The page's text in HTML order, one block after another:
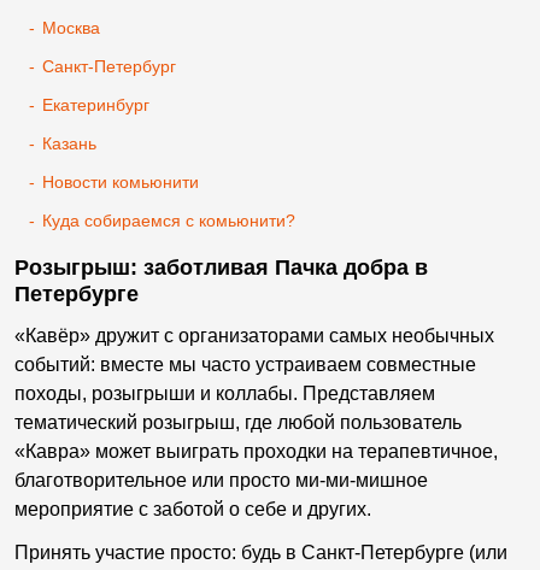
- Москва
- Санкт-Петербург
- Екатеринбург
- Казань
- Новости комьюнити
- Куда собираемся с комьюнити?
Розыгрыш: заботливая Пачка добра в
Петербурге
«Кавёр» дружит с организаторами самых необычных
событий: вместе мы часто устраиваем совместные
походы, розыгрыши и коллабы. Представляем
тематический розыгрыш, где любой пользователь
«Кавра» может выиграть проходки на терапевтичное,
благотворительное или просто ми-ми-мишное
мероприятие с заботой о себе и других.
Принять участие просто: будь в Санкт-Петербурге (или